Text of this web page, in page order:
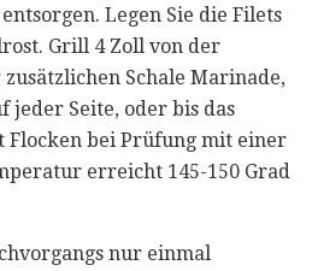
Legen Sie die Filets
Grill 4 Zoll von der
Schale Marinade,
jeder Seite, oder bis das
Flocken bei Prüfung mit einer
erreicht 145-150 Grad
nur einmal